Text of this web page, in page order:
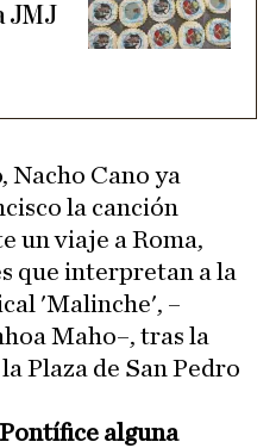
JMJ
Nacho Cano ya
la canción
un viaje a Roma,
que interpretan a la
'Malinche', –
Maho–, tras la
Plaza de San Pedro
alguna